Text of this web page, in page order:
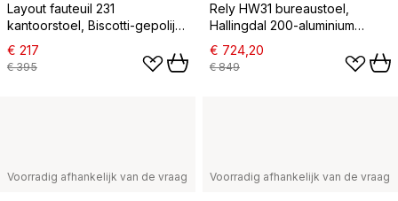
Layout fauteuil 231
kantoorstoel, Biscotti-gepolijst
aluminium 4 star swivel base
€ 217
€ 395
Rely HW31 bureaustoel,
Hallingdal 200-aluminium
onderstel
€ 724,20
€ 849
Voorradig afhankelijk van de vraag Voorradig afhankelijk van de vraag